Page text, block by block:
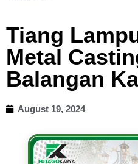
Tiang
Metal
Balangan
August 19, 2024